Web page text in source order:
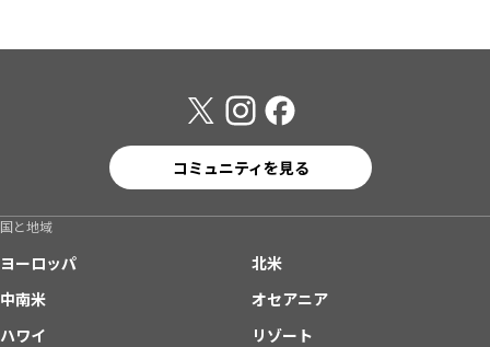
コミュニティを見る
国と地域
ヨーロッパ
北米
中南米
オセアニア
ハワイ
リゾート